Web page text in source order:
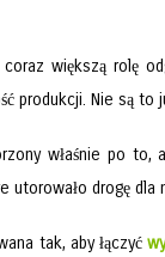
większą rolę
produkcji. Nie są
właśnie po to,
utorowało drogę
tak, aby łączyć